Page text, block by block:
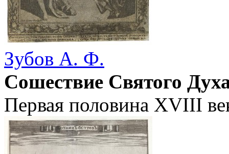
Зубов А. Ф.
Сошествие Святого
Первая половина XVIII